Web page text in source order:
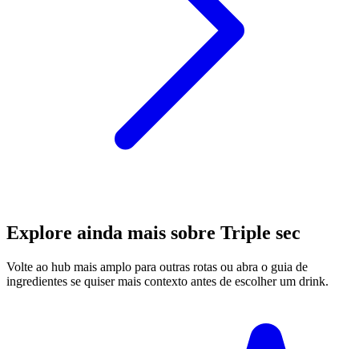
Explore ainda mais sobre Triple sec
Volte ao hub mais amplo para outras rotas ou abra o guia de
ingredientes se quiser mais contexto antes de escolher um drink.